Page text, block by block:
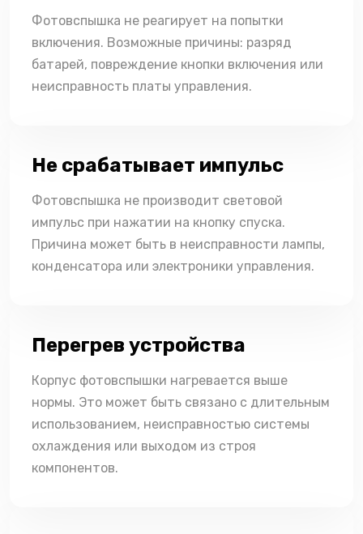
Фотовспышка не реагирует на попытки
включения. Возможные причины: разряд
батарей, повреждение кнопки включения или
неисправность платы управления.
Не срабатывает импульс
Фотовспышка не производит световой
импульс при нажатии на кнопку спуска.
Причина может быть в неисправности лампы,
конденсатора или электроники управления.
Перегрев устройства
Корпус фотовспышки нагревается выше
нормы. Это может быть связано с длительным
использованием, неисправностью системы
охлаждения или выходом из строя
компонентов.